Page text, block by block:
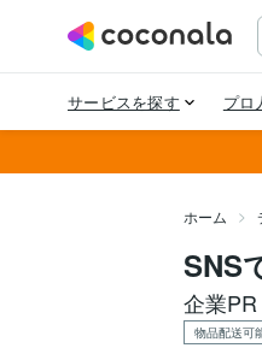
ホーム
SNS
企業
物品配送可